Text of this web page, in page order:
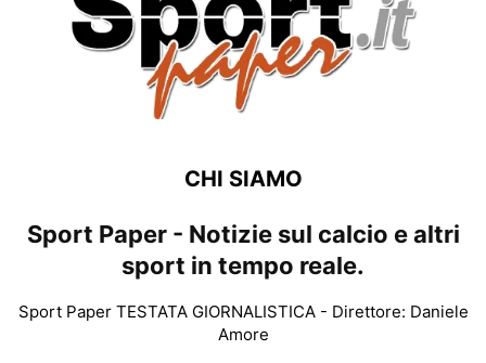
CHI SIAMO
Sport Paper - Notizie sul calcio e altri
sport in tempo reale.
Sport Paper TESTATA GIORNALISTICA - Direttore: Daniele
Amore